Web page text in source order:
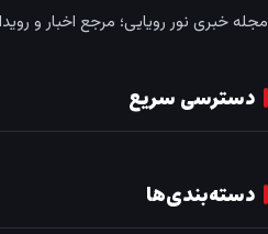
مجله خبری نور رویایی؛ مرجع اخبار و
دسترسی سریع
دسته‌بندی‌ها